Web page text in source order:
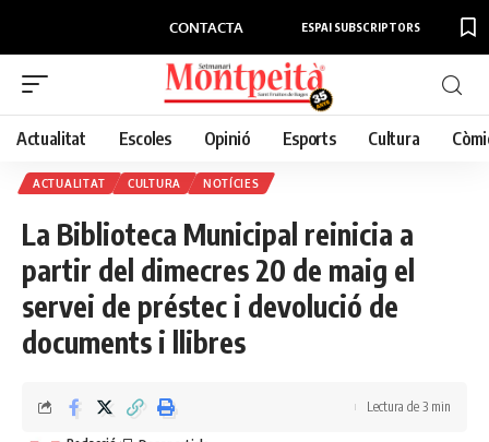
CONTACTA ESPAI SUBSCRIPTORS
Actualitat Escoles Opinió Esports Cultura
ACTUALITAT CULTURA NOTÍCIES
La Biblioteca Municipal reinicia a
partir del dimecres 20 de maig el
servei de préstec i devolució de
documents i llibres
Lectura de 3 min